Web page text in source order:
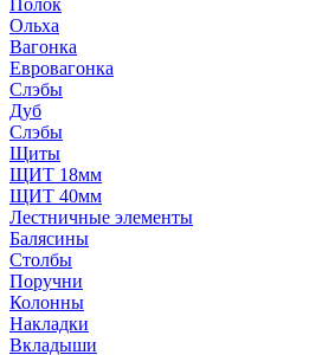
Полок
Ольха
Вагонка
Евровагонка
Слэбы
Дуб
Слэбы
Щиты
ЩИТ 18мм
ЩИТ 40мм
Лестничные элементы
Балясины
Столбы
Поручни
Колонны
Накладки
Вкладыши